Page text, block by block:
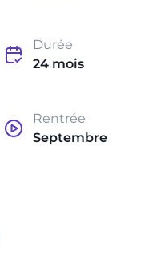
Durée
24 mois
Rentrée
Septembre